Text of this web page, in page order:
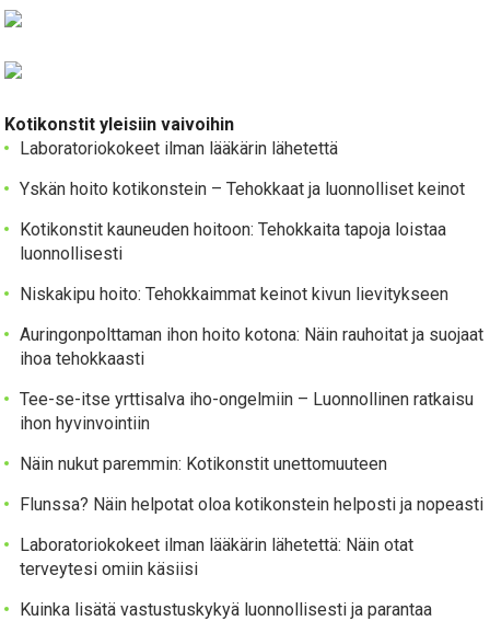
Kotikonstit yleisiin vaivoihin
Laboratoriokokeet ilman lääkärin lähetettä
Yskän hoito kotikonstein – Tehokkaat ja luonnolliset keinot
Kotikonstit kauneuden hoitoon: Tehokkaita tapoja loistaa
luonnollisesti
Niskakipu hoito: Tehokkaimmat keinot kivun lievitykseen
Auringonpolttaman ihon hoito kotona: Näin rauhoitat ja suojaat
ihoa tehokkaasti
Tee-se-itse yrttisalva iho-ongelmiin – Luonnollinen ratkaisu
ihon hyvinvointiin
Näin nukut paremmin: Kotikonstit unettomuuteen
Flunssa? Näin helpotat oloa kotikonstein helposti ja nopeasti
Laboratoriokokeet ilman lääkärin lähetettä: Näin otat
terveytesi omiin käsiisi
Kuinka lisätä vastustuskykyä luonnollisesti ja parantaa